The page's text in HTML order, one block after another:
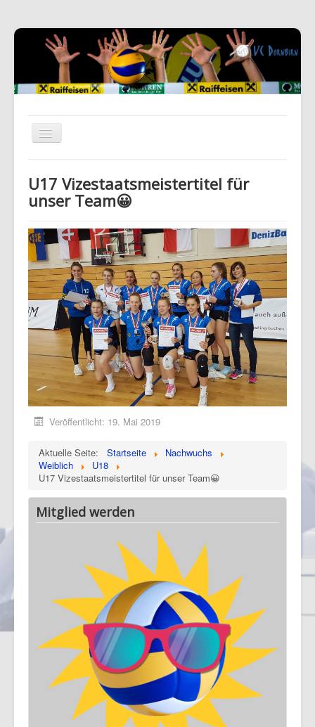
U17 Vizestaatsmeistertitel für
unser Team😀
Veröffentlicht: 19. Mai 2019
Aktuelle Seite: Startseite
Nachwuchs
Weiblich
U18
U17 Vizestaatsmeistertitel für unser Team😀
Mitglied werden